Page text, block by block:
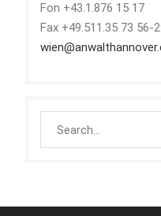
Fon +43.1.876 15 17
Fax +49.511.35 73 56-